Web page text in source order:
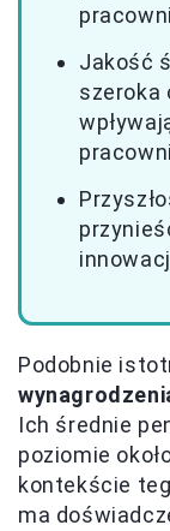
Jakość
szeroka
Podobnie
Ich średnie
poziomie
kontekście
ma